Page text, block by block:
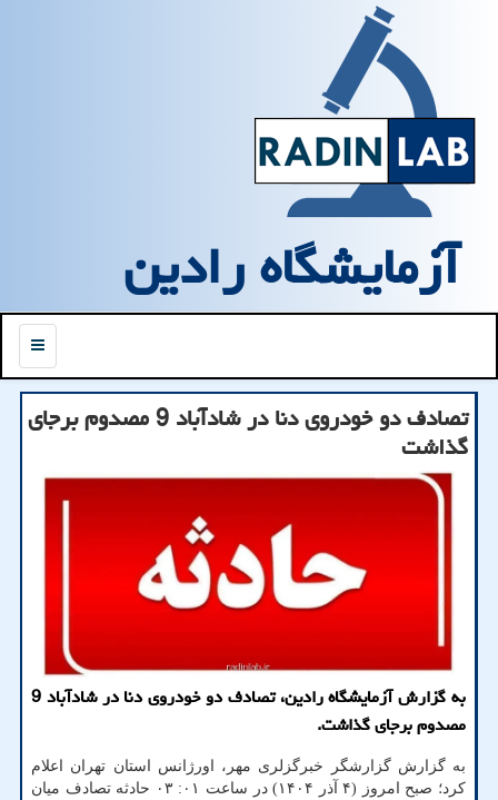
آزمایشگاه رادین
منو
تصادف دو خودروی دنا در شادآباد 9 مصدوم برجای
گذاشت
به گزارش آزمایشگاه رادین، تصادف دو خودروی دنا در شادآباد 9
مصدوم برجای گذاشت.
به گزارش گزارشگر خبرگزلری مهر، اورژانس استان تهران اعلام
کرد؛ صبح امروز (۴ آذر ۱۴۰۴) در ساعت ۰۱: ۰۳ حادثه تصادف میان